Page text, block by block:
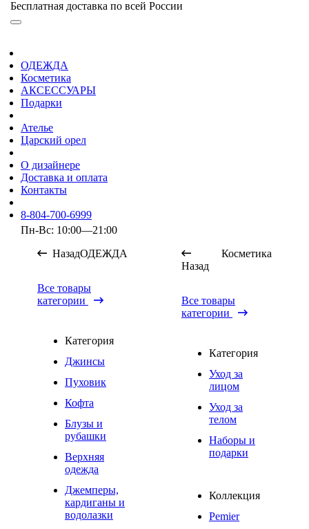
Бесплатная доставка по всей России
ОДЕЖДА
Косметика
АКСЕССУАРЫ
Подарки
Ателье
Царский орел
О дизайнере
Доставка и оплата
Контакты
8-804-700-6999
Пн-Вс: 10:00—21:00
НазадОДЕЖДА
Все товары
категории
Категория
Джинсы
Пуховик
Кофта
Блузы и
рубашки
Верхняя
одежда
Джемперы,
кардиганы и
водолазки
Назад
Косметика
Все товары
категории
Категория
Уход за
лицом
Уход за
телом
Наборы и
подарки
Коллекция
Pemier